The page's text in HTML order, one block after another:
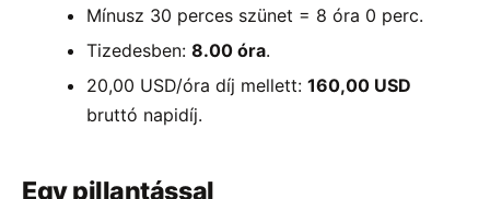
Mínusz 30 perces szünet = 8 óra 0 perc.
Tizedesben:8.00 óra.
20,00 USD/óra díj mellett:160,00 USD
bruttó napidíj.
Egy pillantással